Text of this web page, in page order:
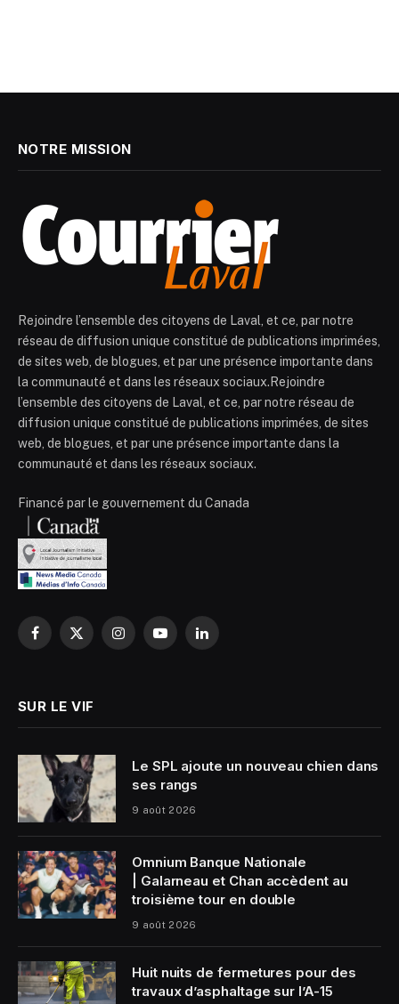
NOTRE MISSION
Rejoindre l’ensemble des citoyens de Laval, et ce, par notre
réseau de diffusion unique constitué de publications imprimées,
de sites web, de blogues, et par une présence importante dans
la communauté et dans les réseaux sociaux.Rejoindre
l’ensemble des citoyens de Laval, et ce, par notre réseau de
diffusion unique constitué de publications imprimées, de sites
web, de blogues, et par une présence importante dans la
communauté et dans les réseaux sociaux.
Financé par le gouvernement du Canada
Facebook
X
InstagramYouTubeLinkedIn
SUR LE VIF
Le SPL ajoute un nouveau chien dans
ses rangs
9 août 2026
Omnium Banque Nationale
| Galarneau et Chan accèdent au
troisième tour en double
9 août 2026
Huit nuits de fermetures pour des
travaux d’asphaltage sur l’A-15